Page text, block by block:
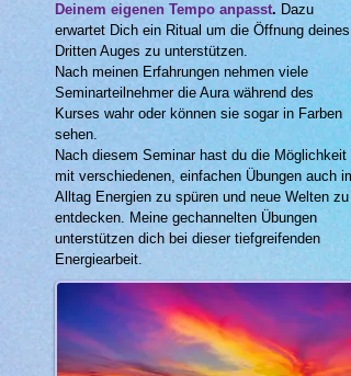
Deinem eigenen Tempo anpasst. Dazu
erwartet Dich ein Ritual um die Öffnung deines
Dritten Auges zu unterstützen.
Nach meinen Erfahrungen nehmen viele
Seminarteilnehmer die Aura während des
Kurses wahr oder können sie sogar in Farben
sehen.
Nach diesem Seminar hast du die Möglichkeit
mit verschiedenen, einfachen Übungen auch im
Alltag Energien zu spüren und neue Welten zu
entdecken. Meine gechannelten Übungen
unterstützen dich bei dieser tiefgreifenden
Energiearbeit.